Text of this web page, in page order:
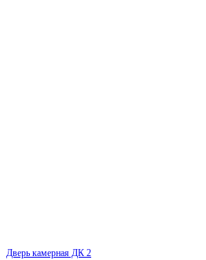
Дверь камерная ДК 2